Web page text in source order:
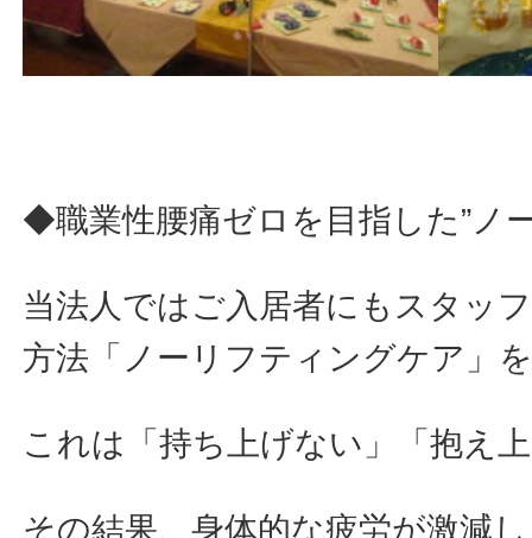
◆職業性腰痛ゼロを目指した”ノ
当法人ではご入居者にもスタッ
方法「ノーリフティングケア」
これは「持ち上げない」「抱え
その結果、身体的な疲労が激減